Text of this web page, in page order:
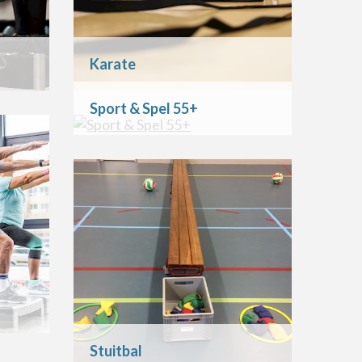
Karate
Sport & Spel 55+
Stuitbal